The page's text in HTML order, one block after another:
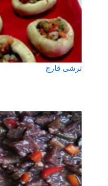
ترشی قارچ